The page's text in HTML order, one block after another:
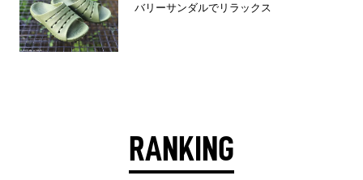
バリーサンダルでリラックス
RANKING